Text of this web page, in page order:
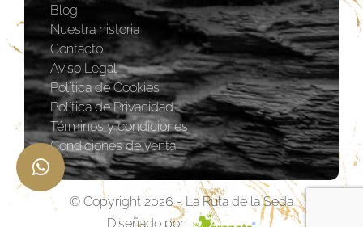
Blog
Nuestra historia
Contacto
Aviso Legal
Política de Cookies
Política de Privacidad
Términos y condiciones
Condiciones de venta
© Copyright 2026 - La Ruta de la Seda
Diseñado por: